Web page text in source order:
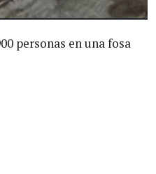
personas en una fosa